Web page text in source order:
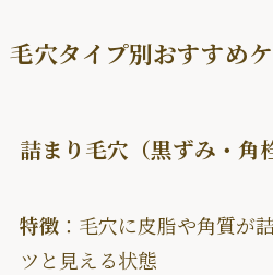
毛穴タイプ別おすすめ
詰まり毛穴（黒ずみ・角
特徴：毛穴に皮脂や角質が
ツと見える状態